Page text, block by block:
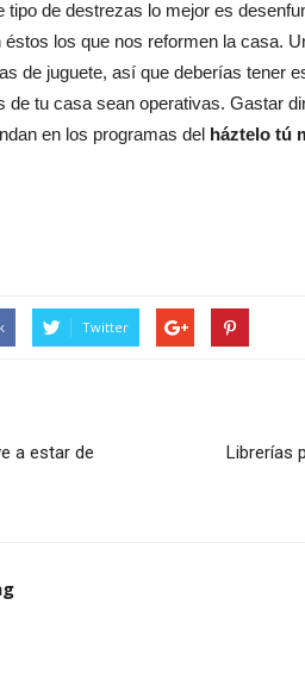
tipo de destrezas lo mejor es
éstos los que nos reformen la casa.
de juguete, así que deberías tener
de tu casa sean operativas. Gastar
en los programas del háztelo tú
Twitter
a estar de
Librerías